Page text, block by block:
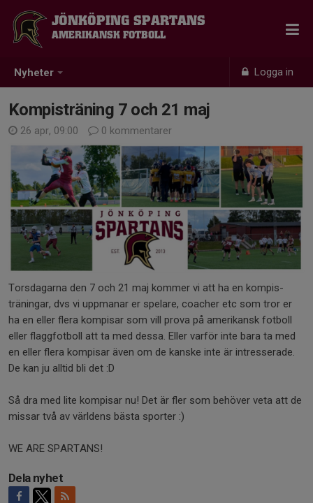
Nyheter Logga in
JÖNKÖPING SPARTANS
AMERIKANSK FOTBOLL
Kompisträning 7 och 21 maj
26 apr, 09:00 0 kommentarer
Torsdagarna den 7 och 21 maj kommer vi att ha en kompis-
träningar, dvs vi uppmanar er spelare, coacher etc som tror er
ha en eller flera kompisar som vill prova på amerikansk fotboll
eller flaggfotboll att ta med dessa. Eller varför inte bara ta med
en eller flera kompisar även om de kanske inte är intresserade.
De kan ju alltid bli det :D
Så dra med lite kompisar nu! Det är fler som behöver veta att de
missar två av världens bästa sporter :)
WE ARE SPARTANS!
Dela nyhet